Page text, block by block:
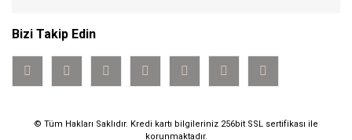
Bizi Takip Edin
© Tüm Hakları Saklıdır. Kredi kartı bilgileriniz 256bit SSL sertifikası ile
korunmaktadır.